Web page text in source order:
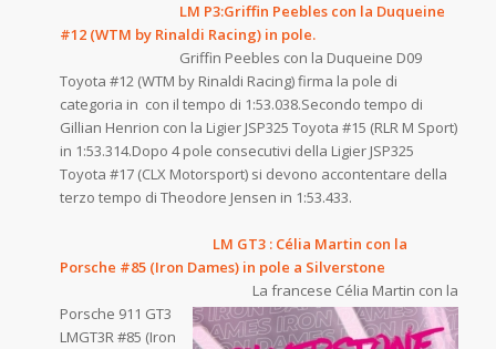
LM P3:Griffin Peebles con la Duqueine
#12 (WTM by Rinaldi Racing) in pole.
Griffin Peebles con la Duqueine D09
Toyota #12 (WTM by Rinaldi Racing) firma la pole di
categoria in con il tempo di 1:53.038.Secondo tempo di
Gillian Henrion con la Ligier JSP325 Toyota #15 (RLR M Sport)
in 1:53.314.Dopo 4 pole consecutivi della Ligier JSP325
Toyota #17 (CLX Motorsport) si devono accontentare della
terzo tempo di Theodore Jensen in 1:53.433.
LM GT3 : Célia Martin con la
Porsche #85 (Iron Dames) in pole a Silverstone
La francese Célia Martin con la
Porsche 911 GT3
LMGT3R #85 (Iron